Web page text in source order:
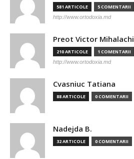
581 ARTICOLE 5 COMENTARII
http://www.ortodoxia.md
Preot Victor Mihalachi
210 ARTICOLE 1 COMENTARII
http://www.ortodoxia.md
Cvasniuc Tatiana
88 ARTICOLE 0 COMENTARII
Nadejda B.
32 ARTICOLE 0 COMENTARII